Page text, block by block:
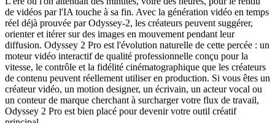
de vidéos par l'IA touche à sa fin. Avec la génération vidéo en temps
réel déjà prouvée par Odyssey-2, les créateurs peuvent suggérer,
orienter et itérer sur des images en mouvement pendant leur
diffusion. Odyssey 2 Pro est l'évolution naturelle de cette percée : un
moteur vidéo interactif de qualité professionnelle conçu pour la
vitesse, le contrôle et la fidélité cinématographique que les créateurs
de contenu peuvent réellement utiliser en production. Si vous êtes un
créateur vidéo, un motion designer, un écrivain, un acteur vocal ou
un conteur de marque cherchant à surcharger votre flux de travail,
Odyssey 2 Pro est bien placé pour devenir votre outil créatif